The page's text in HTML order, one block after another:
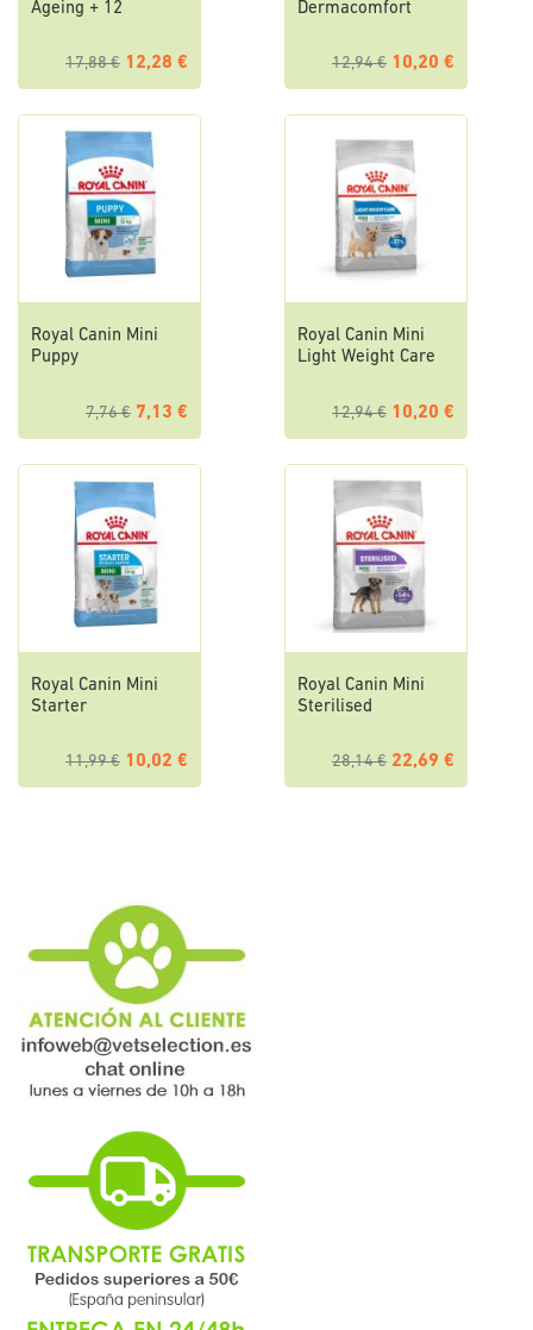
Ageing + 12
17,88 € 12,28 €
Dermacomfort
12,94 € 10,20 €
Royal Canin Mini
Puppy
7,76 € 7,13 €
Royal Canin Mini
Light Weight Care
12,94 € 10,20 €
Royal Canin Mini
Starter
11,99 € 10,02 €
Royal Canin Mini
Sterilised
28,14 € 22,69 €